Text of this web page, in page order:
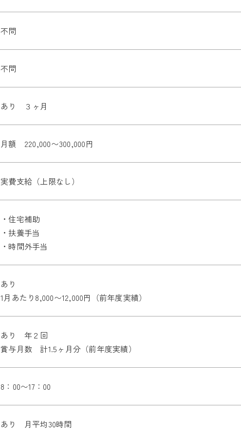
不問
不問
あり ３ヶ月
月額 220,000〜300,000円
実費支給（上限なし）
・住宅補助
・扶養手当
・時間外手当
あり
1月あたり8,000〜12,000円（前年度実績）
あり 年２回
賞与月数 計1.5ヶ月分（前年度実績）
8：00〜17：00
あり 月平均30時間